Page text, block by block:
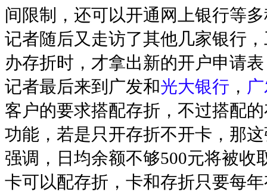
间限制，还可以开通网上银行等
记者随后又走访了其他几家银行
办存折时，才拿出新的开户申请
记者最后来到广发和光大银行 ，
客户的要求搭配存折，不过搭配
功能，若是只开存折不开卡，那
强调，日均余额不够500元将被收
卡可以配存折，卡和存折只要每